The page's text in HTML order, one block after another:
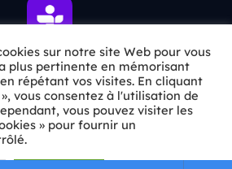
?
sur notre site Web pour vous
plus pertinente en mémorisant
répétant vos visites. En cliquant
vous consentez à l'utilisation de
vous pouvez visiter les
» pour fournir un